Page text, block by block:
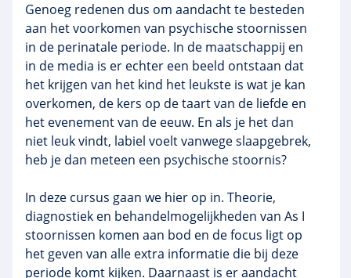
Genoeg redenen dus om aandacht te besteden
aan het voorkomen van psychische stoornissen
in de perinatale periode. In de maatschappij en
in de media is er echter een beeld ontstaan dat
het krijgen van het kind het leukste is wat je kan
overkomen, de kers op de taart van de liefde en
het evenement van de eeuw. En als je het dan
niet leuk vindt, labiel voelt vanwege slaapgebrek,
heb je dan meteen een psychische stoornis?
In deze cursus gaan we hier op in. Theorie,
diagnostiek en behandelmogelijkheden van As I
stoornissen komen aan bod en de focus ligt op
het geven van alle extra informatie die bij deze
periode komt kijken. Daarnaast is er aandacht